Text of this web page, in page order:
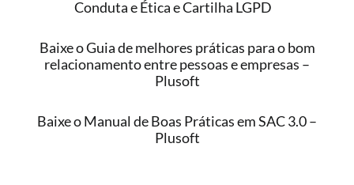
Conduta e Ética e Cartilha LGPD
Baixe o Guia de melhores práticas para o bom
relacionamento entre pessoas e empresas –
Plusoft
Baixe o Manual de Boas Práticas em SAC 3.0 –
Plusoft